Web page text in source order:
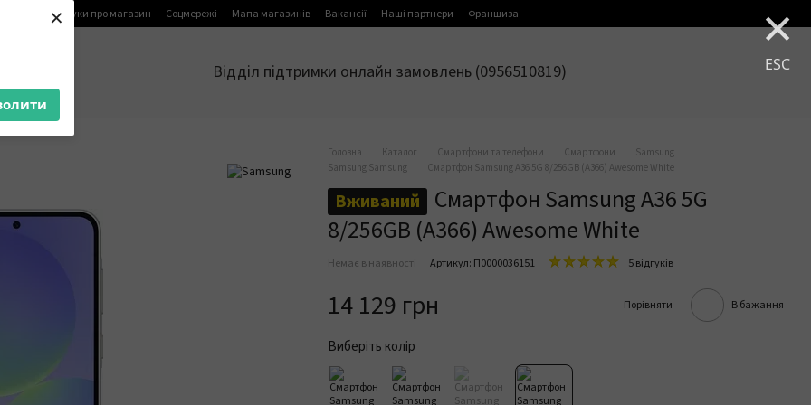
× ×
ESC
Відгуки про магазин Соцмережі Мапа магазинів Вакансії Наші партнери Франшиза
Відділ підтримки онлайн замовлень (0956510819)
Головна Каталог Смартфони та телефони Смартфони
Samsung
Samsung Samsung
Смартфон Samsung A36 5G 8/256GB (A366) Awesome White
Вживаний
Смартфон Samsung A36 5G
8/256GB (A366) Awesome White
Немає в наявності Артикул: П0000036151 5 відгуків
14 129 грн Порівняти В бажання
Виберіть колір